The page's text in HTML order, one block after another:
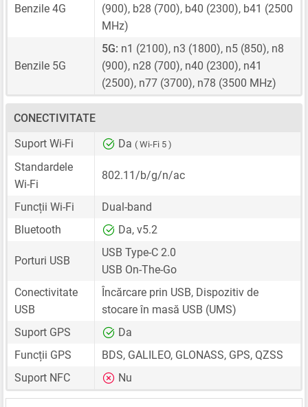
Benzile 4G
(900), b28 (700), b40 (2300), b41 (2500
MHz)
Benzile 5G
5G: n1 (2100), n3 (1800), n5 (850), n8
(900), n28 (700), n40 (2300), n41
(2500), n77 (3700), n78 (3500 MHz)
CONECTIVITATE
Suport Wi-Fi
Da ( Wi-Fi 5 )
Standardele
Wi-Fi
802.11/b/g/n/ac
Funcții Wi-Fi
Dual-band
Bluetooth
Da, v5.2
Porturi USB
USB Type-C 2.0
USB On-The-Go
Conectivitate
USB
Încărcare prin USB, Dispozitiv de
stocare în masă USB (UMS)
Suport GPS
Da
Funcții GPS
BDS, GALILEO, GLONASS, GPS, QZSS
Suport NFC
Nu